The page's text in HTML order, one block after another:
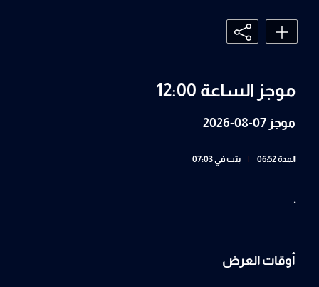
موجز الساعة 12:00
موجز 07-08-2026
المدة 06:52 بثت في 07:03
.
أوقات العرض